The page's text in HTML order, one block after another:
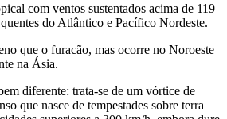
com ventos sustentados acima de 119
do Atlântico e Pacífico Nordeste.
que o furacão, mas ocorre no Noroeste
na Ásia.
diferente: trata-se de um vórtice de
que nasce de tempestades sobre terra